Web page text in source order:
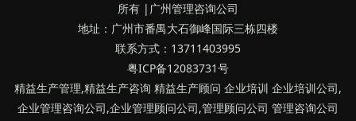
所有 |广州管理咨询公司
地址：广州市番禺大石御峰国际三栋四楼
联系方式：13711403995
粤ICP备12083731号
精益生产管理,精益生产咨询 精益生产顾问 企业培训 企业培训公司,
企业管理咨询公司,企业管理顾问公司,管理顾问公司 管理咨询公司